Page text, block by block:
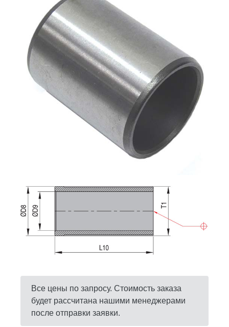
Все цены по запросу. Стоимость заказа
будет рассчитана нашими менеджерами
после отправки заявки.